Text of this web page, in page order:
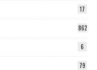
17
862
6
79